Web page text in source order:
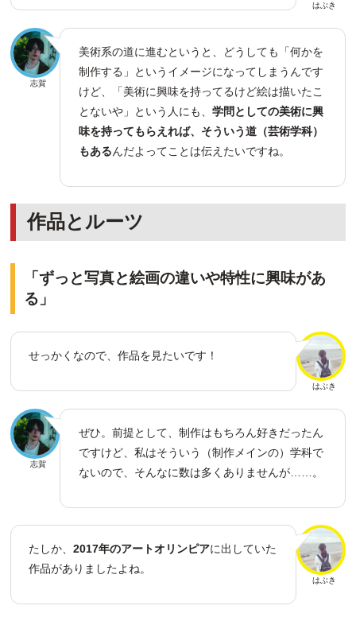
はぶき
志賀
美術系の道に進むというと、どうしても「何かを
制作する」というイメージになってしまうんです
けど、「美術に興味を持ってるけど絵は描いたこ
とないや」という人にも、 学問としての美術に興
味を持ってもらえれば、そういう道（芸術学科）
もあるんだよってことは伝えたいですね。
作品とルーツ
「ずっと写真と絵画の違いや特性に興味があ
る」
はぶき
せっかくなので、作品を見たいです！
志賀
ぜひ。前提として、制作はもちろん好きだったん
ですけど、私はそういう（制作メインの）学科で
ないので、そんなに数は多くありませんが……。
はぶき
たしか、2017年のアートオリンピアに出していた
作品がありましたよね。